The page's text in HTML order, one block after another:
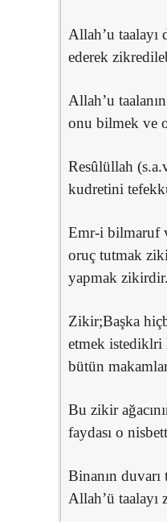
Allah’u
ederek
Allah’u
onu bilmek ve
Resûlüllah
kudretini
Emr-i bilmaruf
oruç tutmak
yapmak
Zikir;Başka
etmek istediklri
bütün
Bu zikir
faydası o
Binanın
Allah’ü